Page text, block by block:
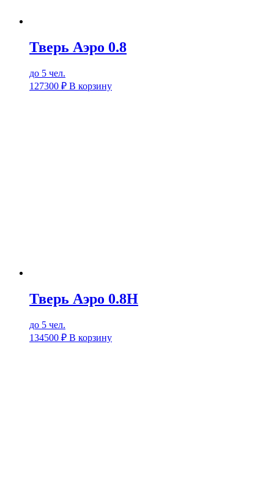
Тверь Аэро 0.8
до 5 чел.
127300 ₽ В корзину
Тверь Аэро 0.8Н
до 5 чел.
134500 ₽ В корзину